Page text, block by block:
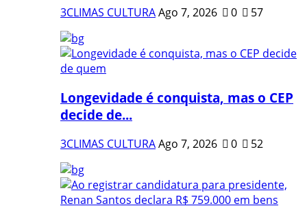
3CLIMAS CULTURAAgo 7, 2026 0 57
Longevidade é conquista, mas o CEP
decide de...
3CLIMAS CULTURAAgo 7, 2026 0 52